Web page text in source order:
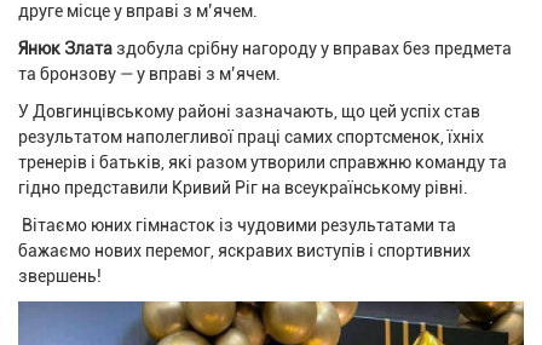
друге місце у вправі з м’ячем.
Янюк Злата здобула срібну нагороду у вправах без предмета
та бронзову — у вправі з м’ячем.
У Довгинцівському районі зазначають, що цей успіх став
результатом наполегливої праці самих спортсменок, їхніх
тренерів і батьків, які разом утворили справжню команду та
гідно представили Кривий Ріг на всеукраїнському рівні.
Вітаємо юних гімнасток із чудовими результатами та
бажаємо нових перемог, яскравих виступів і спортивних
звершень!